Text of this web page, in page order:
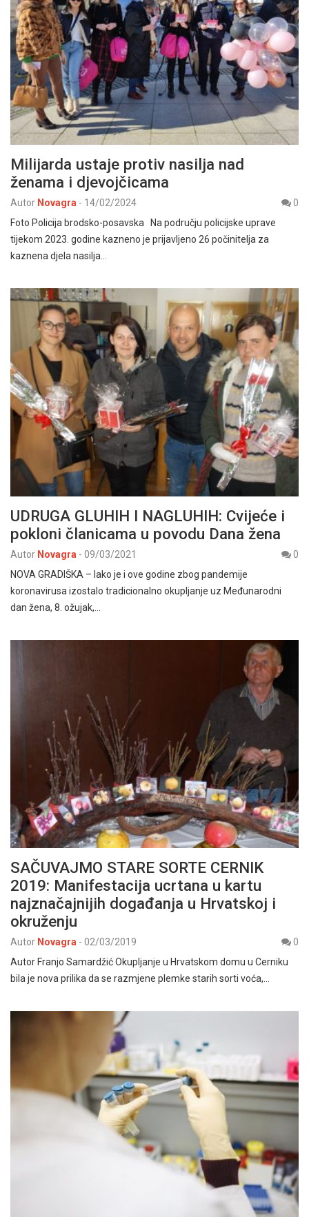
Milijarda ustaje protiv nasilja nad
ženama i djevojčicama
Autor Novagra - 14/02/2024
0
Foto Policija brodsko-posavska Na području policijske uprave
tijekom 2023. godine kazneno je prijavljeno 26 počinitelja za
kaznena djela nasilja…
UDRUGA GLUHIH I NAGLUHIH: Cvijeće i
pokloni članicama u povodu Dana žena
Autor Novagra - 09/03/2021
0
NOVA GRADIŠKA – Iako je i ove godine zbog pandemije
koronavirusa izostalo tradicionalno okupljanje uz Međunarodni
dan žena, 8. ožujak,…
SAČUVAJMO STARE SORTE CERNIK
2019: Manifestacija ucrtana u kartu
najznačajnijih događanja u Hrvatskoj i
okruženju
Autor Novagra - 02/03/2019
0
Autor Franjo Samardžić Okupljanje u Hrvatskom domu u Cerniku
bila je nova prilika da se razmjene plemke starih sorti voća,…